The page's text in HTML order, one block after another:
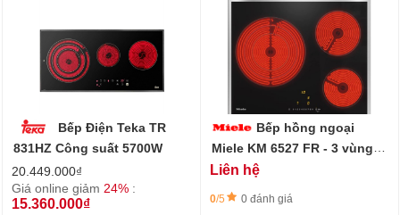
Bếp Điện Teka TR
831HZ Công suất 5700W
20.449.000₫
Giá online giảm 24% :
15.360.000₫
Bếp hồng ngoại
Miele KM 6527 FR - 3 vùng
nấu - chất liệu gốm
Liên hệ
0/5 0 đánh giá